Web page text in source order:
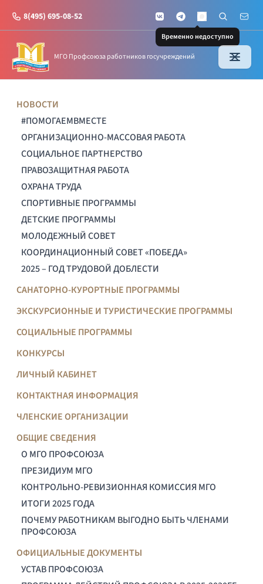
8(495) 695-08-52 VKontakteTelegramMAX
Временно недоступно
Поиск по
Почта
МГО Профсоюза работников госучреждений
НОВОСТИ
#ПОМОГАЕМВМЕСТЕ
ОРГАНИЗАЦИОННО-МАССОВАЯ РАБОТА
СОЦИАЛЬНОЕ ПАРТНЕРСТВО
ПРАВОЗАЩИТНАЯ РАБОТА
ОХРАНА ТРУДА
СПОРТИВНЫЕ ПРОГРАММЫ
ДЕТСКИЕ ПРОГРАММЫ
МОЛОДЕЖНЫЙ СОВЕТ
КООРДИНАЦИОННЫЙ СОВЕТ «ПОБЕДА»
2025 – ГОД ТРУДОВОЙ ДОБЛЕСТИ
САНАТОРНО-КУРОРТНЫЕ ПРОГРАММЫ
ЭКСКУРСИОННЫЕ И ТУРИСТИЧЕСКИЕ ПРОГРАММЫ
СОЦИАЛЬНЫЕ ПРОГРАММЫ
КОНКУРСЫ
ЛИЧНЫЙ КАБИНЕТ
КОНТАКТНАЯ ИНФОРМАЦИЯ
ЧЛЕНСКИЕ ОРГАНИЗАЦИИ
ОБЩИЕ СВЕДЕНИЯ
О МГО ПРОФСОЮЗА
ПРЕЗИДИУМ МГО
КОНТРОЛЬНО-РЕВИЗИОННАЯ КОМИССИЯ МГО
ИТОГИ 2025 ГОДА
ПОЧЕМУ РАБОТНИКАМ ВЫГОДНО БЫТЬ ЧЛЕНАМИ
ПРОФСОЮЗА
ОФИЦИАЛЬНЫЕ ДОКУМЕНТЫ
УСТАВ ПРОФСОЮЗА